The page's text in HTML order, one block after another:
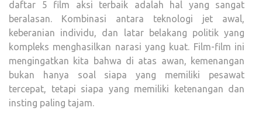
daftar 5 film aksi terbaik adalah hal yang sangat
beralasan. Kombinasi antara teknologi jet awal,
keberanian individu, dan latar belakang politik yang
kompleks menghasilkan narasi yang kuat. Film-film ini
mengingatkan kita bahwa di atas awan, kemenangan
bukan hanya soal siapa yang memiliki pesawat
tercepat, tetapi siapa yang memiliki ketenangan dan
insting paling tajam.